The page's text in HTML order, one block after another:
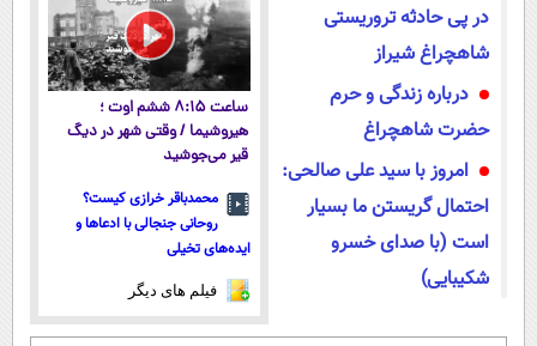
در پی حادثه تروریستی
شاهچراغ شیراز
درباره زندگی و حرم
حضرت شاهچراغ
امروز با سید علی صالحی:
احتمال گریستن ما بسیار
است (با صدای خسرو
شکیبایی)
ساعت ۸:۱۵ ششم اوت ؛
هیروشیما / وقتی شهر در دیگ
قیر می‌جوشید
محمدباقر خرازی کیست؟
روحانی جنجالی با ادعاها و
ایده‌های تخیلی
فیلم های دیگر